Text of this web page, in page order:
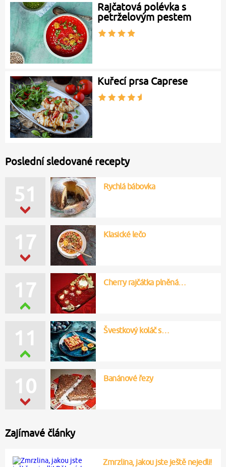
Rajčatová polévka s
petrželovým pestem
Kuřecí prsa Caprese
Poslední sledované recepty
51 Rychlá bábovka
17 Klasické lečo
17 Cherry rajčátka plněná…
10 Banánové řezy
11 Švestkový koláč s…
Zajímavé články
Zmrzlina, jakou jste ještě nejedli!